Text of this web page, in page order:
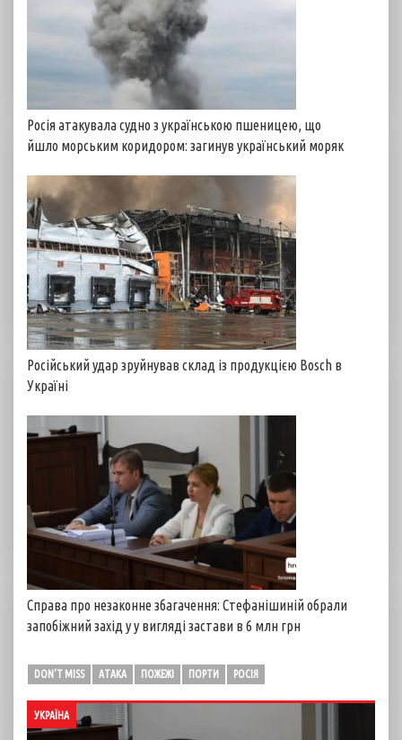
Росія атакувала судно з українською пшеницею, що
йшло морським коридором: загинув український моряк
Російський удар зруйнував склад із продукцією Bosch в
Україні
Справа про незаконне збагачення: Стефанішиній обрали
запобіжний захід у у вигляді застави в 6 млн грн
DON'T MISS АТАКА ПОЖЕЖІ ПОРТИ РОСІЯ
УКРАЇНА